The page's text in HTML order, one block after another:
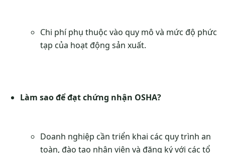
Chi phí phụ thuộc vào quy mô và mức độ phức
tạp của hoạt động sản xuất.
Làm sao để đạt chứng nhận OSHA?
Doanh nghiệp cần triển khai các quy trình an
toàn, đào tạo nhân viên và đăng ký với các tổ